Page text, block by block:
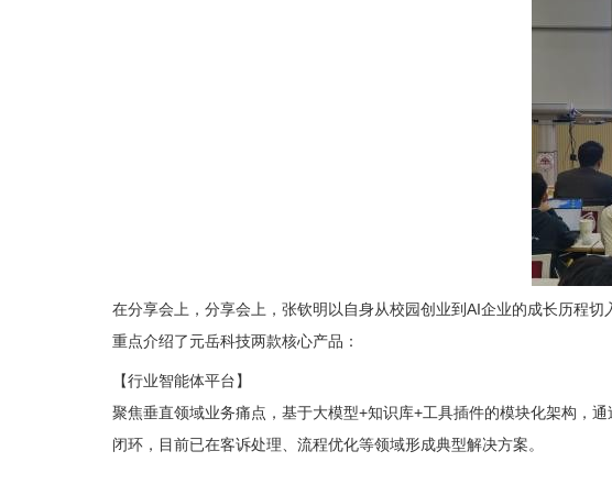
在分享会上，分享会上，张钦明以自身从校园创业到AI企业的成长历程
重点介绍了元岳科技两款核心产品：
【行业智能体平台】
聚焦垂直领域业务痛点，基于大模型+知识库+工具插件的模块化架构，
闭环，目前已在客诉处理、流程优化等领域形成典型解决方案。